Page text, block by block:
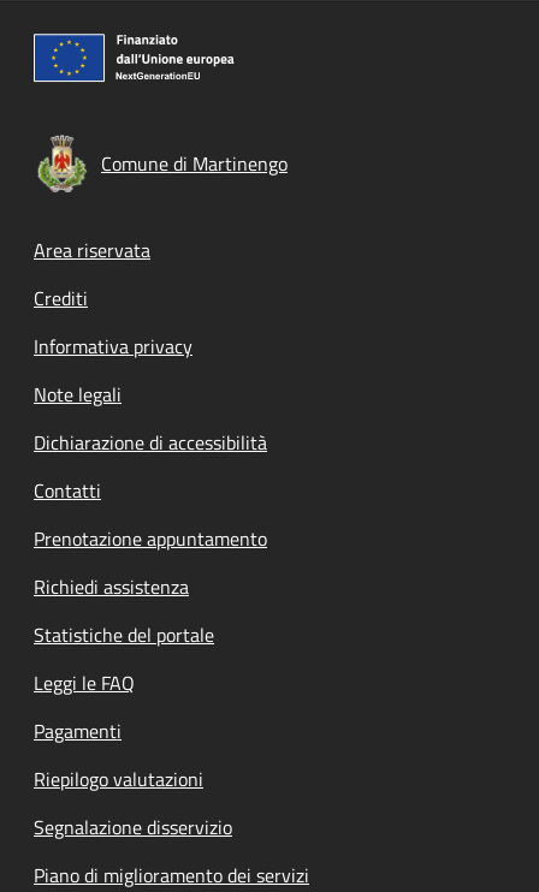
Comune di Martinengo
Footer menu
Area riservata
Crediti
Informativa privacy
Note legali
Dichiarazione di accessibilità
Contatti
Prenotazione appuntamento
Richiedi assistenza
Statistiche del portale
Leggi le FAQ
Pagamenti
Riepilogo valutazioni
Segnalazione disservizio
Piano di miglioramento dei servizi